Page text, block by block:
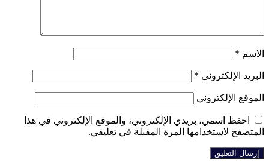
الاسم *
البريد الإلكتروني *
الموقع الإلكتروني
احفظ اسمي، بريدي الإلكتروني، والموقع الإلكتروني في هذا
المتصفح لاستخدامها المرة المقبلة في تعليقي.